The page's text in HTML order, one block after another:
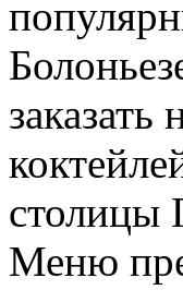
столицы
Меню